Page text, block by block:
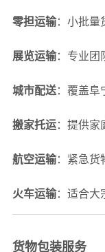
零担运输：小批量
展览运输：专业团
城市配送：覆盖阜
搬家托运：提供家
航空运输：紧急货
火车运输：适合大
货物包装服务